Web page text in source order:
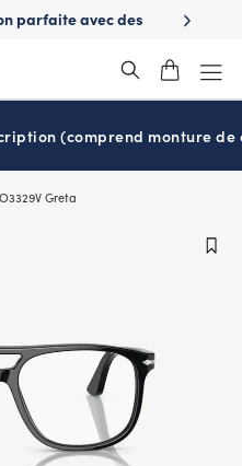
parfaite avec des
Prêt pour
(comprend monture de
Greta